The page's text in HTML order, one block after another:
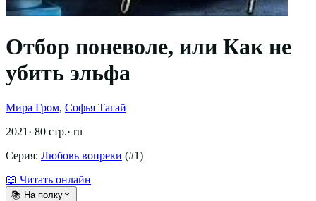
Отбор поневоле, или Как не
убить эльфа
Мира Гром, Софья Тагай
2021 · 80 стр.· ru
Серия: Любовь вопреки (#1)
📖 Читать онлайн
📚 На полку